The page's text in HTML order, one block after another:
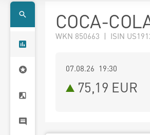
COCA-
WKN 850663 | ISIN
07.08.26 19:30
75,19 EUR